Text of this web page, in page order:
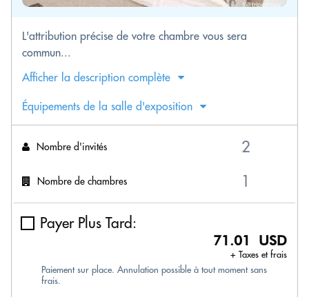
L'attribution précise de votre chambre vous sera
commun...
Afficher la description complète
Équipements de la salle d'exposition
Nombre d'invités
Nombre de chambres
Payer Plus Tard:
71.01 USD
+ Taxes et frais
Paiement sur place. Annulation possible à tout moment sans
frais.